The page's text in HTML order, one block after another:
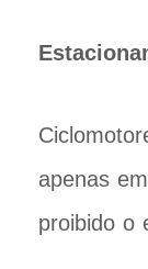
apenas
proibido o